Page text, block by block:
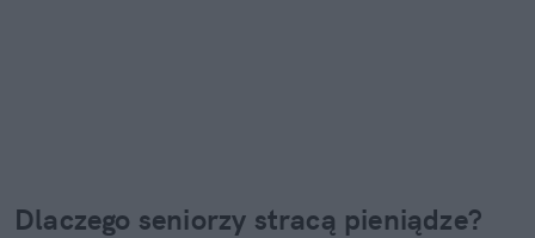
Dlaczego seniorzy stracą pieniądze?